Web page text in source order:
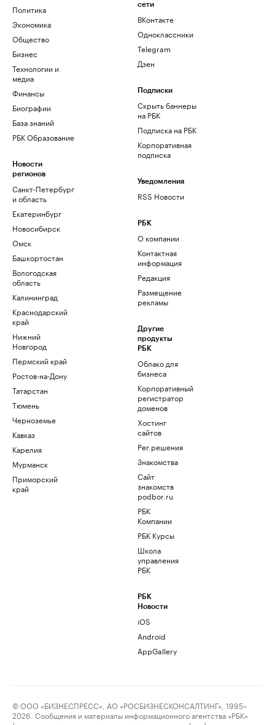
Политика
Экономика
Общество
Бизнес
Технологии и
медиа
Финансы
Биографии
База знаний
РБК Образование
Новости
регионов
Санкт-Петербург
и область
Екатеринбург
Новосибирск
Омск
Башкортостан
Вологодская
область
Калининград
Краснодарский
край
Нижний
Новгород
Пермский край
Ростов-на-Дону
Татарстан
Тюмень
Черноземье
Кавказ
Карелия
Мурманск
Приморский
край
сети
ВКонтакте
Одноклассники
Telegram
Дзен
Подписки
Скрыть баннеры
на РБК
Подписка на РБК
Корпоративная
подписка
Уведомления
RSS Новости
РБК
О компании
Контактная
информация
Редакция
Размещение
рекламы
Другие
продукты
РБК
Облако для
бизнеса
Корпоративный
регистратор
доменов
Хостинг
сайтов
Рег.решения
Знакомства
Сайт
знакомств
podbor.ru
РБК
Компании
РБК Курсы
Школа
управления
РБК
РБК
Новости
iOS
Android
AppGallery
© ООО «БИЗНЕСПРЕСС», АО «РОСБИЗНЕСКОНСАЛТИНГ», 1995–
2026. Сообщения и материалы информационного агентства «РБК»